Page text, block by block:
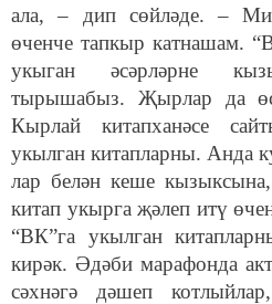
ала, – дип сөйләде. –
өченче тапкыр катнашам.
укыган әсәрләрне
тырышабыз. Җырлар да
Кырлай китапханәсе
укылган китапларны. Анда
лар белән кеше
китап укырга җәлеп итү
“ВК”га укылган
кирәк. Әдәби марафонда
сәхнәгә дәшеп